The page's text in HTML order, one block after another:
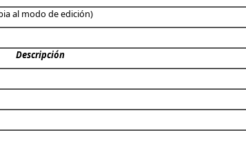
al modo de edición)
Descripción